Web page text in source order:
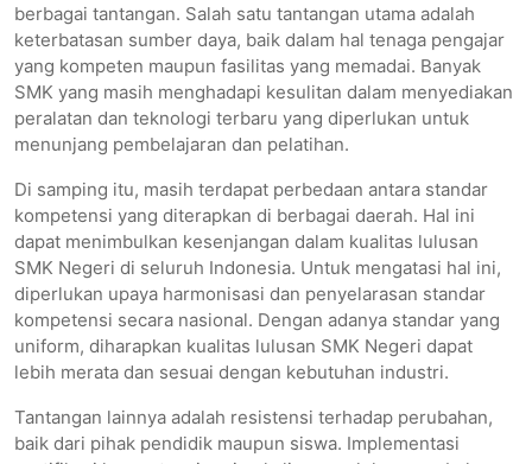
berbagai tantangan. Salah satu tantangan utama adalah
keterbatasan sumber daya, baik dalam hal tenaga pengajar
yang kompeten maupun fasilitas yang memadai. Banyak
SMK yang masih menghadapi kesulitan dalam menyediakan
peralatan dan teknologi terbaru yang diperlukan untuk
menunjang pembelajaran dan pelatihan.
Di samping itu, masih terdapat perbedaan antara standar
kompetensi yang diterapkan di berbagai daerah. Hal ini
dapat menimbulkan kesenjangan dalam kualitas lulusan
SMK Negeri di seluruh Indonesia. Untuk mengatasi hal ini,
diperlukan upaya harmonisasi dan penyelarasan standar
kompetensi secara nasional. Dengan adanya standar yang
uniform, diharapkan kualitas lulusan SMK Negeri dapat
lebih merata dan sesuai dengan kebutuhan industri.
Tantangan lainnya adalah resistensi terhadap perubahan,
baik dari pihak pendidik maupun siswa. Implementasi